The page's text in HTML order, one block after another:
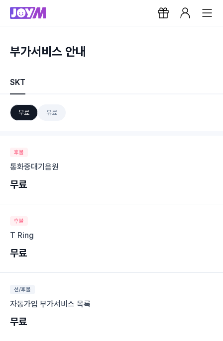
부가서비스 안내
SKT
무료 유료
후불
통화중대기음원
무료
후불
T Ring
무료
선/후불
자동가입 부가서비스 목록
무료